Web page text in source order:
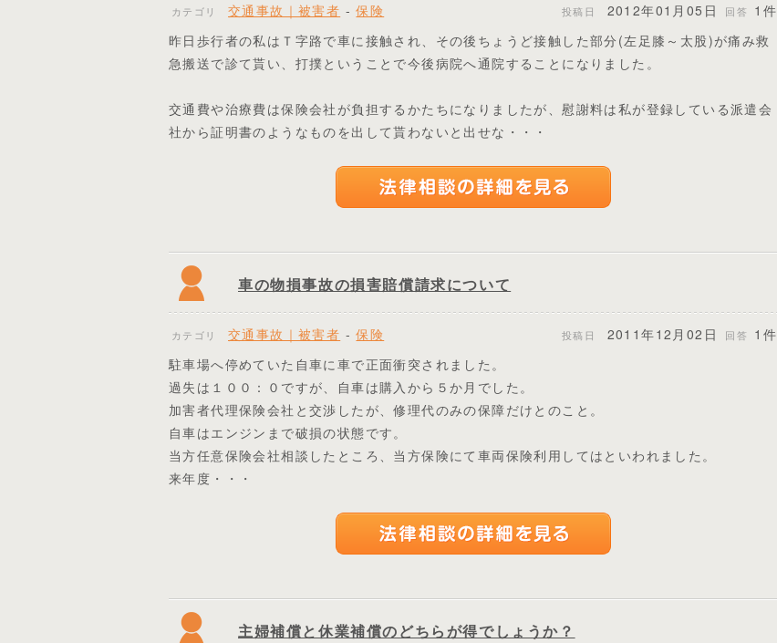
カテゴリ 交通事故｜被害者 -保険 投稿日 2012年01月05日 回答
1件
昨日歩行者の私はＴ字路で車に接触され、その後ちょうど接触した部分(左足膝～太股)が痛み救
急搬送で診て貰い、打撲ということで今後病院へ通院することになりました。
交通費や治療費は保険会社が負担するかたちになりましたが、慰謝料は私が登録している派遣会
社から証明書のようなものを出して貰わないと出せな・・・
車の物損事故の損害賠償請求について
カテゴリ 交通事故｜被害者 -保険 投稿日 2011年12月02日 回答
1件
駐車場へ停めていた自車に車で正面衝突されました。
過失は１００：０ですが、自車は購入から５か月でした。
加害者代理保険会社と交渉したが、修理代のみの保障だけとのこと。
自車はエンジンまで破損の状態です。
当方任意保険会社相談したところ、当方保険にて車両保険利用してはといわれました。
来年度・・・
主婦補償と休業補償のどちらが得でしょうか？